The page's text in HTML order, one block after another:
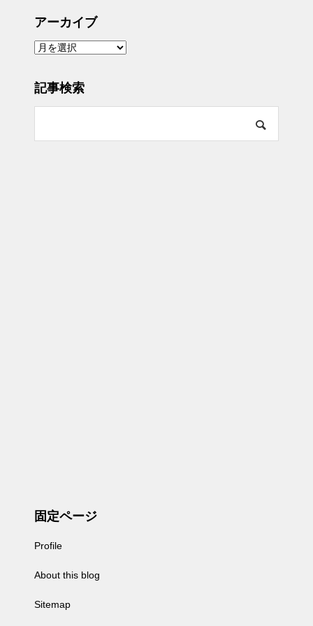
アーカイブ
ア
ー
ブ
記事検索
固定ページ
Profile
About this blog
Sitemap